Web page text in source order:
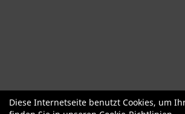
Fahrräder
Diese Internetseite benutzt Cookies, um